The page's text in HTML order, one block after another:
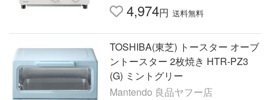
4,974円 送料無料
TOSHIBA(東芝) トースター オーブ
ントースター 2枚焼き HTR-PZ3
(G) ミントグリー
Mantendo 良品ヤフー店